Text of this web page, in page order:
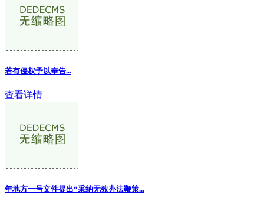
若有侵权予以奉告...
查看详情
年地方一号文件提出“采纳无效办法鞭策...